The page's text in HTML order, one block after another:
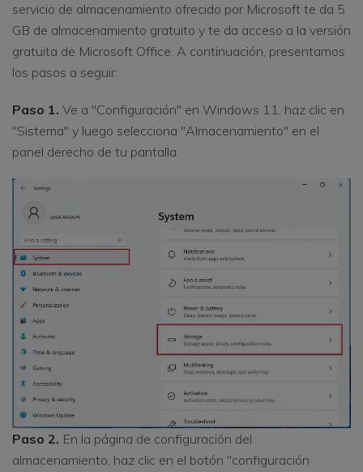
servicio de almacenamiento ofrecido por Microsoft te da 5
GB de almacenamiento gratuito y te da acceso a la versión
gratuita de Microsoft Office. A continuación, presentamos
los pasos a seguir:
Paso 1. Ve a "Configuración" en Windows 11, haz clic en
"Sistema" y luego selecciona "Almacenamiento" en el
panel derecho de tu pantalla.
Paso 2. En la página de configuración del
almacenamiento, haz clic en el botón "configuración